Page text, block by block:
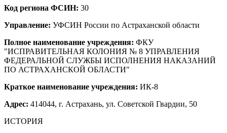
Код региона ФСИН: 30
Управление: УФСИН России по Астраханской области
Полное наименование учреждения: ФКУ
"ИСПРАВИТЕЛЬНАЯ КОЛОНИЯ № 8 УПРАВЛЕНИЯ
ФЕДЕРАЛЬНОЙ СЛУЖБЫ ИСПОЛНЕНИЯ НАКАЗАНИЙ
ПО АСТРАХАНСКОЙ ОБЛАСТИ"
Краткое наименование учреждения: ИК-8
Адрес: 414044, г. Астрахань, ул. Советской Гвардии, 50
ИСТОРИЯ